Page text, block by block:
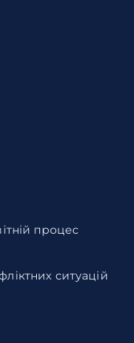
процес
ситуацій